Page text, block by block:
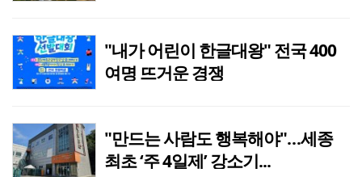
"내가 어린이 한글대왕" 전국 400
여명 뜨거운 경쟁
"만드는 사람도 행복해야"…세종
최초 ‘주 4일제’ 강소기...